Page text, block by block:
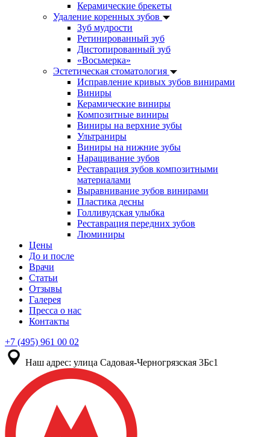
Керамические брекеты
Удаление коренных зубов
Зуб мудрости
Ретинированный зуб
Дистопированный зуб
«Восьмерка»
Эстетическая стоматология
Исправление кривых зубов винирами
Виниры
Керамические виниры
Композитные виниры
Виниры на верхние зубы
Ультраниры
Виниры на нижние зубы
Наращивание зубов
Реставрация зубов композитными
материалами
Выравнивание зубов винирами
Пластика десны
Голливудская улыбка
Реставрация передних зубов
Люминиры
Цены
До и после
Врачи
Статьи
Отзывы
Галерея
Пресса о нас
Контакты
+7 (495) 961 00 02
Наш адрес: улица Садовая-Черногрязская 3Бс1